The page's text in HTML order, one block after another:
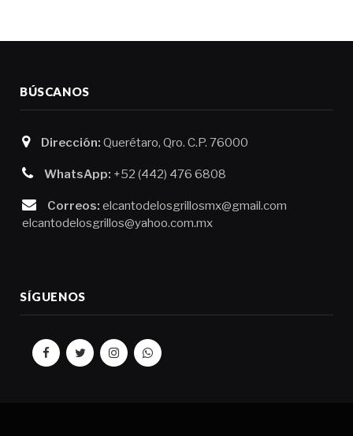
BÚSCANOS
Dirección: Querétaro, Qro. C.P. 76000
WhatsApp: +52 (442) 476 6808
Correos: elcantodelosgrillosmx@gmail.com
elcantodelosgrillos@yahoo.com.mx
SÍGUENOS